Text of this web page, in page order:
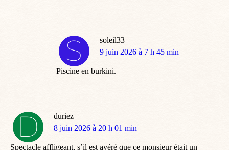
soleil33
dit
9 juin 2026 à 7 h 45 min
Piscine en burkini.
duriez
dit
8 juin 2026 à 20 h 01 min
Spectacle affligeant, s’il est avéré que ce monsieur était un